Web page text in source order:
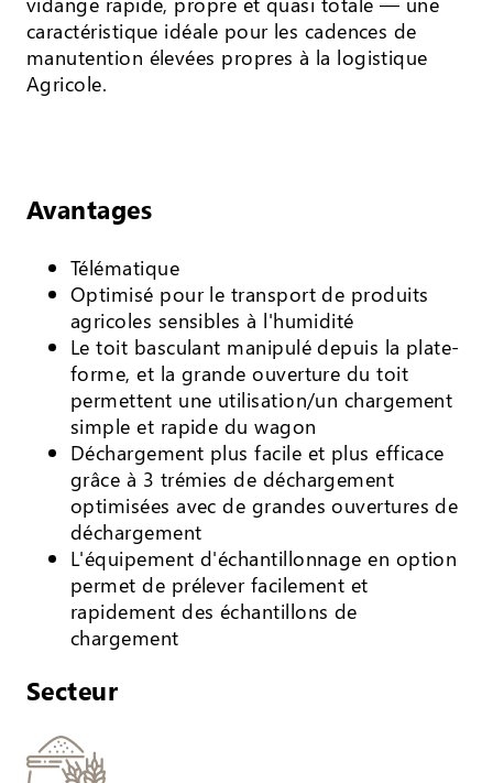
caractéristique idéale pour les cadences de
manutention élevées propres à la logistique
Agricole.
Avantages
Télématique
Optimisé pour le transport de produits
agricoles sensibles à l'humidité
Le toit basculant manipulé depuis la plate-
forme, et la grande ouverture du toit
permettent une utilisation/un chargement
simple et rapide du wagon
Déchargement plus facile et plus efficace
grâce à 3 trémies de déchargement
optimisées avec de grandes ouvertures de
déchargement
L'équipement d'échantillonnage en option
permet de prélever facilement et
rapidement des échantillons de
chargement
Secteur